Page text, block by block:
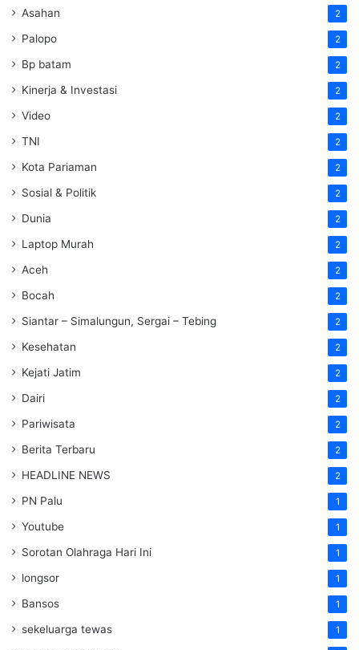
Asahan 2
Palopo 2
Bp batam 2
Kinerja & Investasi 2
Video 2
TNI 2
Kota Pariaman 2
Sosial & Politik 2
Dunia 2
Laptop Murah 2
Aceh 2
Bocah 2
Siantar – Simalungun, Sergai – Tebing 2
Kesehatan 2
Kejati Jatim 2
Dairi 2
Pariwisata 2
Berita Terbaru 2
HEADLINE NEWS 2
PN Palu 1
Youtube 1
Sorotan Olahraga Hari Ini 1
longsor 1
Bansos 1
sekeluarga tewas 1